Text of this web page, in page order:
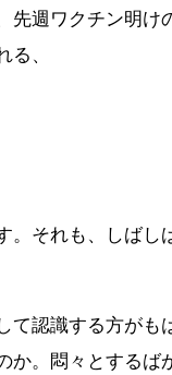
先週ワクチン明
る、
。それも、しば
認識する方が
。悶々とするば